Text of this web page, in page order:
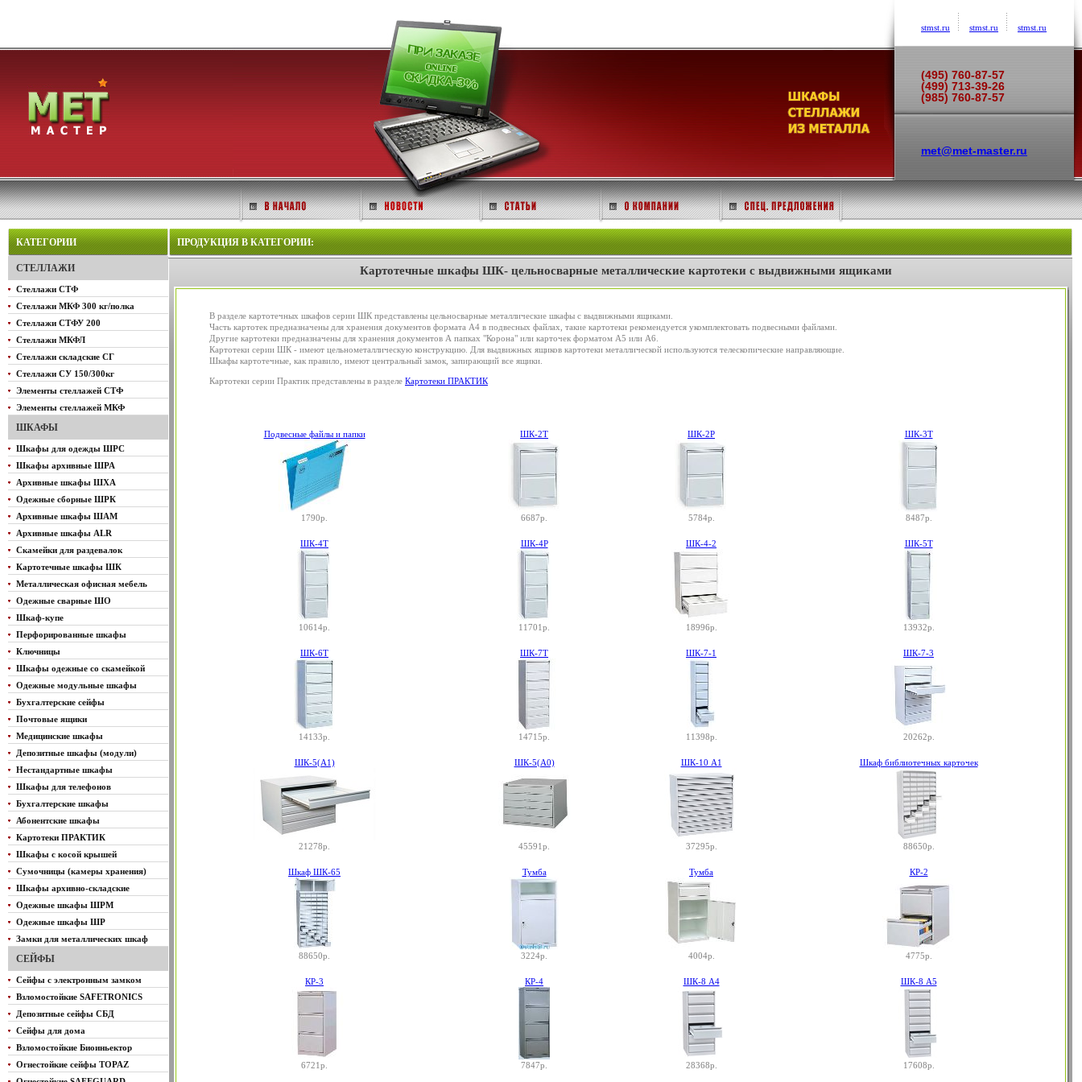
stmst.ru stmst.ru stmst.ru
(495) 760-87-57
(499) 713-39-26
(985) 760-87-57
met@met-master.ru
КАТЕГОРИИ
СТЕЛЛАЖИ
Стеллажи СТФ
Стеллажи МКФ 300 кг/полка
Стеллажи СТФУ 200
Стеллажи МКФЛ
Стеллажи складские СГ
Стеллажи СУ 150/300кг
Элементы стеллажей СТФ
Элементы стеллажей МКФ
ШКАФЫ
Шкафы для одежды ШРС
Шкафы архивные ШРА
Архивные шкафы ШХА
Одежные сборные ШРК
Архивные шкафы ШАМ
Архивные шкафы ALR
Скамейки для раздевалок
Картотечные шкафы ШК
Металлическая офисная мебель
Одежные сварные ШО
Шкаф-купе
Перфорированные шкафы
Ключницы
Шкафы одежные со скамейкой
Одежные модульные шкафы
Бухгалтерские сейфы
Почтовые ящики
Медицинские шкафы
Депозитные шкафы (модули)
Нестандартные шкафы
Шкафы для телефонов
Бухгалтерские шкафы
Абонентские шкафы
Картотеки ПРАКТИК
Шкафы с косой крышей
Сумочницы (камеры хранения)
Шкафы архивно-складские
Одежные шкафы ШРМ
Одежные шкафы ШР
Замки для металлических шкаф
СЕЙФЫ
Сейфы с электронным замком
Взломостойкие SAFETRONICS
Депозитные сейфы СБД
Сейфы для дома
Взломостойкие Биоиньектор
Огнестойкие сейфы TOPAZ
ПРОДУКЦИЯ В КАТЕГОРИИ:
Картотечные шкафы ШК- цельносварные металлические картотеки с выдвижными ящиками
В разделе картотечных шкафов серии ШК представлены цельносварные металлические шкафы с выдвижными ящиками.
Часть картотек предназначены для хранения документов формата А4 в подвесных файлах, такие картотеки рекомендуется укомплектовать подвесными файлами.
Другие картотеки предназначены для хранения документов А папках "Корона" или карточек форматом А5 или А6.
Картотеки серии ШК - имеют цельнометаллическую конструкцию. Для выдвижных ящиков картотеки металлической используются телескопические направляющие.
Шкафы картотечные, как правило, имеют центральный замок, запирающий все ящики.
Картотеки серии Практик представлены в разделе Картотеки ПРАКТИК
Подвесные файлы и папки
1790р.
ШК-2Т
6687р.
ШК-2Р
5784р.
ШК-3Т
8487р.
ШК-4Т
10614р.
ШК-4Р
11701р.
ШК-4-2
18996р.
ШК-5Т
13932р.
ШК-6Т
14133р.
ШК-7Т
14715р.
ШК-7-1
11398р.
ШК-7-3
20262р.
ШК-5(A1)
21278р.
ШК-5(A0)
45591р.
ШК-10 А1
37295р.
Шкаф библиотечных карточек
88650р.
Шкаф ШК-65
88650р.
Тумба
3224р.
Тумба
4004р.
КР-2
4775р.
КР-3
6721р.
КР-4
7847р.
ШК-8 А4
28368р.
ШК-8 А5
17608р.